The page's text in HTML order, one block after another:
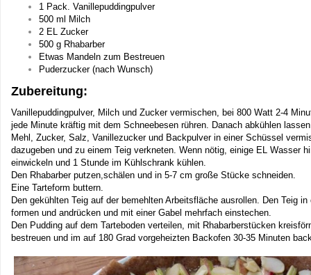
1 Pack. Vanillepuddingpulver
500 ml Milch
2 EL Zucker
500 g Rhabarber
Etwas Mandeln zum Bestreuen
Puderzucker (nach Wunsch)
Zubereitung:
Vanillepuddingpulver, Milch und Zucker vermischen, bei 800 Watt 2-4
jede Minute kräftig mit dem Schneebesen rühren. Danach abkühlen
Mehl, Zucker, Salz, Vanillezucker und Backpulver in einer Schüssel
dazugeben und zu einem Teig verkneten. Wenn nötig, einige EL Wasser
einwickeln und 1 Stunde im Kühlschrank kühlen.
Den Rhabarber putzen,schälen und in 5-7 cm große Stücke schneiden.
Eine Tarteform buttern.
Den gekühlten Teig auf der bemehlten Arbeitsfläche ausrollen. Den Teig
formen und andrücken und mit einer Gabel mehrfach einstechen.
Den Pudding auf dem Tarteboden verteilen, mit Rhabarberstücken
bestreuen und im auf 180 Grad vorgeheizten Backofen 30-35 Minuten